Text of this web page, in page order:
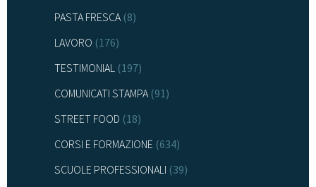
PASTA FRESCA(8)
LAVORO (176)
TESTIMONIAL (197)
COMUNICATI STAMPA(91)
STREET FOOD (18)
CORSI E FORMAZIONE (634)
SCUOLE PROFESSIONALI (39)